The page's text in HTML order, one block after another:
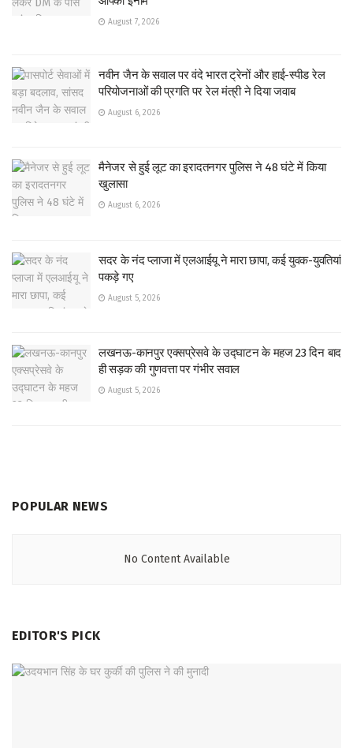
August 7, 2026
नवीन जैन के सवाल पर वंदे भारत ट्रेनों और हाई-स्पीड रेल
परियोजनाओं की प्रगति पर रेल मंत्री ने दिया जवाब
August 6, 2026
मैनेजर से हुई लूट का इरादतनगर पुलिस ने 48 घंटे में किया
खुलासा
August 6, 2026
सदर के नंद प्लाजा में एलआईयू ने मारा छापा, कई युवक-युवतियां
पकड़े गए
August 5, 2026
लखनऊ-कानपुर एक्सप्रेसवे के उद्घाटन के महज 23 दिन बाद
ही सड़क की गुणवत्ता पर गंभीर सवाल
August 5, 2026
POPULAR NEWS
No Content Available
EDITOR'S PICK